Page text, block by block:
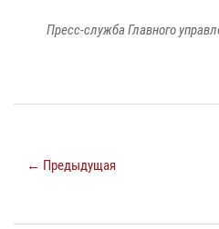
Пресс-служба Главного
← Предыдущая